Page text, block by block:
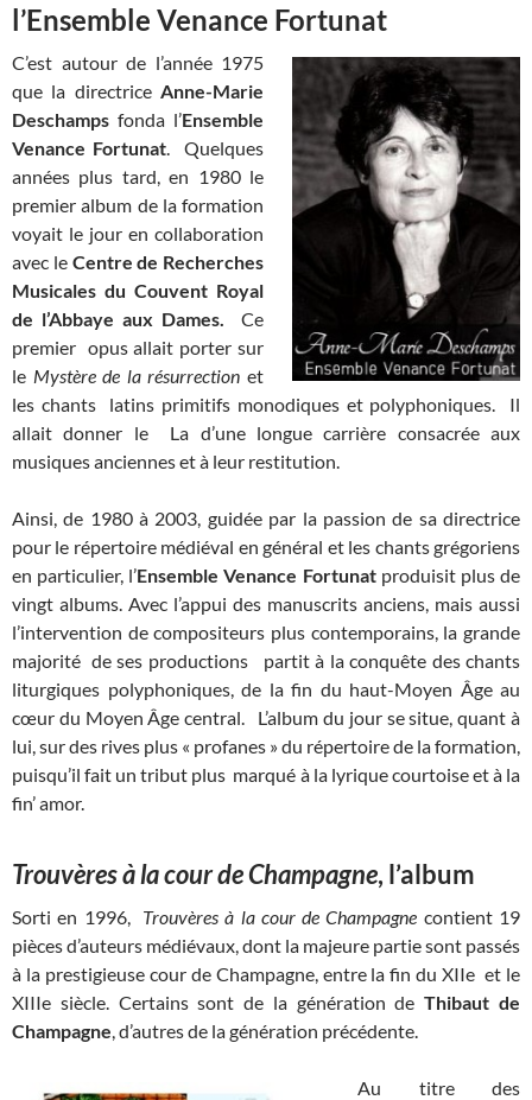
l’Ensemble Venance Fortunat
C’est autour de l’année 1975
que la directrice Anne-Marie
Deschamps fonda l’Ensemble
Venance Fortunat. Quelques
années plus tard, en 1980 le
premier album de la formation
voyait le jour en collaboration
avec le Centre de Recherches
Musicales du Couvent Royal
de l’Abbaye aux Dames. Ce
premier opus allait porter sur
le Mystère de la résurrection et
les chants latins primitifs monodiques et polyphoniques. Il
allait donner le La d’une longue carrière consacrée aux
musiques anciennes et à leur restitution.
Ainsi, de 1980 à 2003, guidée par la passion de sa directrice
pour le répertoire médiéval en général et les chants grégoriens
en particulier, l’Ensemble Venance Fortunatproduisit plus de
vingt albums. Avec l’appui des manuscrits anciens, mais aussi
l’intervention de compositeurs plus contemporains, la grande
majorité de ses productions
partit à la conquête des chants
liturgiques polyphoniques, de la fin du haut-Moyen Âge au
cœur du Moyen Âge central. L’album du jour se situe, quant à
lui, sur des rives plus « profanes » du répertoire de la formation,
puisqu’il fait un tribut plus marqué à la lyrique courtoise et à la
fin’ amor.
Trouvères à la cour de Champagne, l’album
Sorti en 1996, Trouvères à la cour de Champagne contient 19
pièces d’auteurs médiévaux, dont la majeure partie sont passés
à la prestigieuse cour de Champagne, entre la fin du XIIe et le
XIIIe siècle. Certains sont de la génération deThibaut de
Champagne, d’autres de la génération précédente.
Au titre des